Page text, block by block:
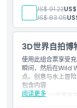
探索3D世界的
界、动物王国
在3D世界享受
议，并可使用
迪拜滑雪场雪
乘、碰碰车和
雪地奇境中享
迪拜滑雪场提
免费抓绒手套
成人: US$ 91.22
儿童: US$ 83.05
3D世界自拍博
使用此组合票享受
瞬间，然后在Wild
点。创意与水上冒
阅读更多
包含内容
进入3D世界自